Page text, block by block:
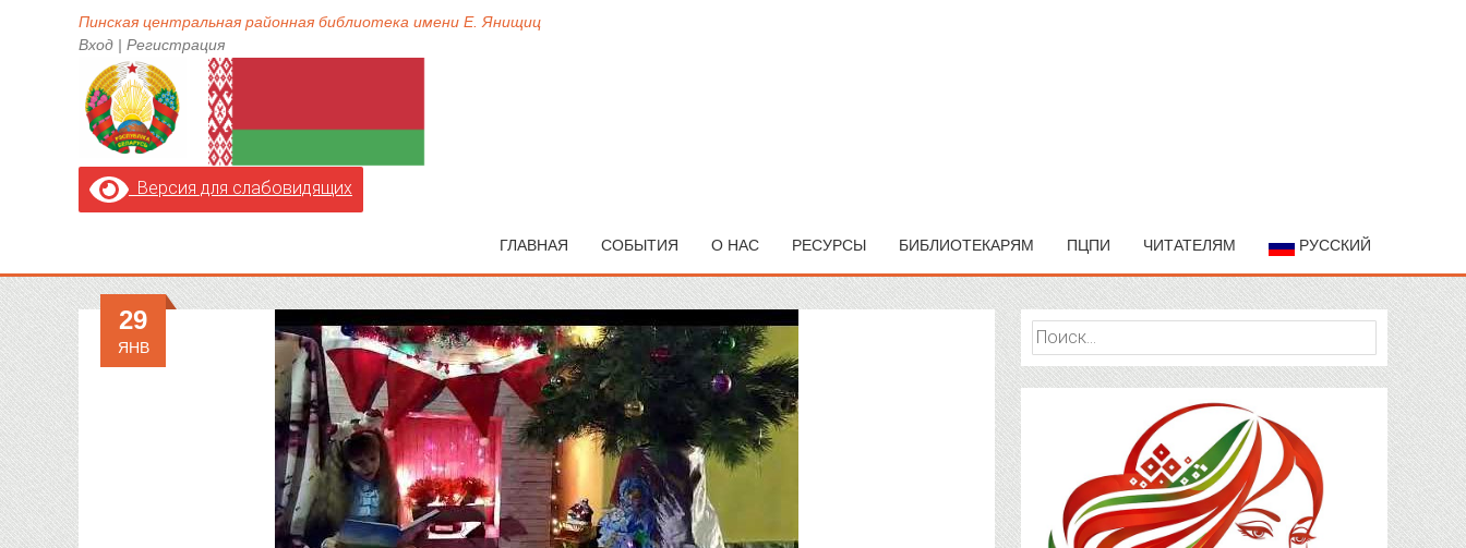
Пинская центральная районная библиотека имени Е. Янищиц
Вход | Регистрация
Версия для слабовидящих
ГЛАВНАЯ СОБЫТИЯ О НАС РЕСУРСЫ БИБЛИОТЕКАРЯМ ПЦПИ ЧИТАТЕЛЯМ РУССКИЙ
29
ЯНВ
Найти: